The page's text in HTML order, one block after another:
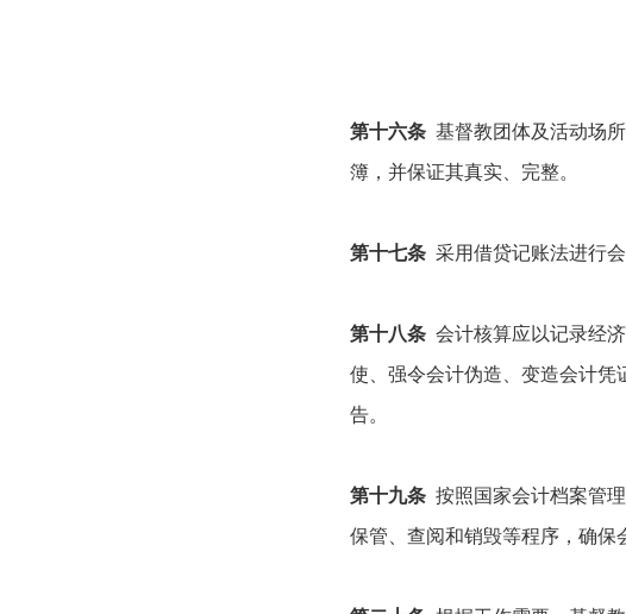
第十六条基督教团体及活动场所
簿，并保证其真实、完整。
第十七条采用借贷记账法进行会
第十八条会计核算应以记录经济
使、强令会计伪造、变造会计凭
告。
第十九条按照国家会计档案管理
保管、查阅和销毁等程序，确保